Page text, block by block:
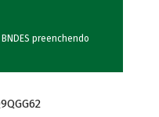
preenchendo